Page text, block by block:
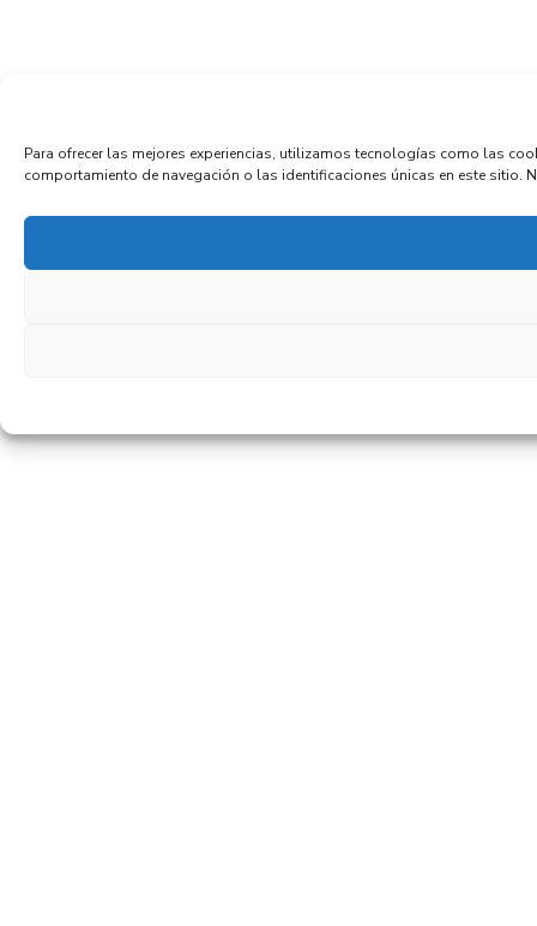
Para ofrecer las mejores experiencias, utilizamos tecnologías como las
comportamiento de navegación o las identificaciones únicas en este sitio.